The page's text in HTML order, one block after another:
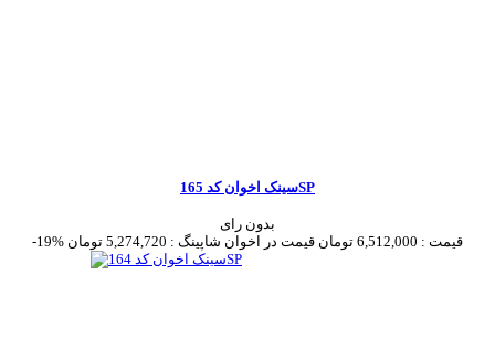
سینک اخوان کد 165SP
بدون رای
-19%
قیمت : 6,512,000 تومان قیمت در اخوان شاپینگ : 5,274,720 تومان